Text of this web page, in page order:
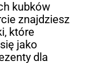
kubków
znajdziesz
które
jako
dla